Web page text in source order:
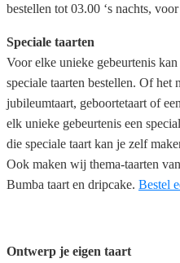
bestellen tot 03.00 ‘s nachts,
Speciale taarten
Voor elke unieke gebeurtenis
speciale taarten bestellen. Of het
jubileumtaart, geboortetaart of
elk unieke gebeurtenis een
die speciale taart kan je zelf
Ook maken wij thema-taarten
Bumba taart en dripcake. Bestel
Ontwerp je eigen taart